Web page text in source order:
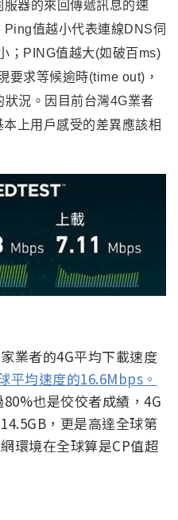
器的來回傳遞訊息的速
值越小代表連線DNS伺
；PING值越大(如破百ms)
要求等候逾時(time out)，
況。因目前台灣4G業者
上用戶感受的差異應該相
業者的4G平均下載速度
平均速度的16.6Mbps。
也是佼佼者成績，4G
，更是高達全球第
環境在全球算是CP值超